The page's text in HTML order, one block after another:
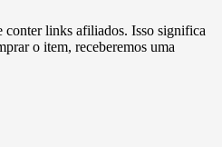
conter links afiliados. Isso significa
o item, receberemos uma